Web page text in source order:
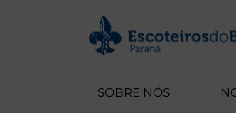
SOBRE NÓS